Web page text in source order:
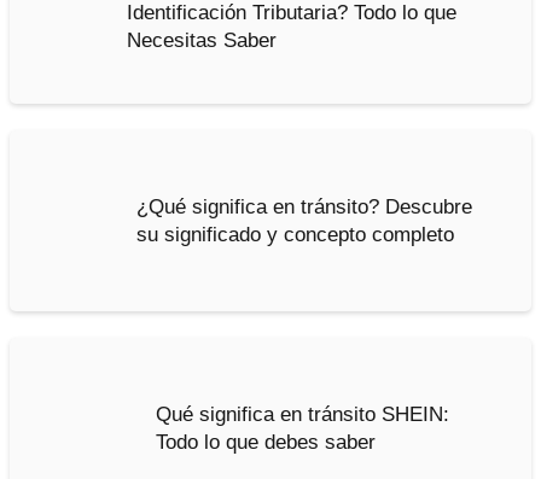
Identificación Tributaria? Todo lo que
Necesitas Saber
¿Qué significa en tránsito? Descubre
su significado y concepto completo
Qué significa en tránsito SHEIN:
Todo lo que debes saber